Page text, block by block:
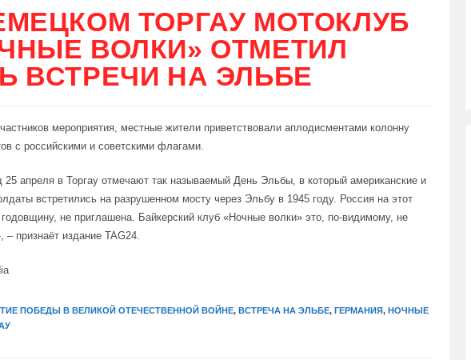
ТОРГАУ МОТОКЛУБ
ВОЛКИ» ОТМЕТИЛ
ВСТРЕЧИ НА ЭЛЬБЕ
мероприятия, местные жители приветствовали аплодисментами колонну
с российскими и советскими флагами.
25 апреля в Торгау отмечают так называемый День Эльбы, в который американские и
встретились на разрушенном мосту через Эльбу в 1945 году. Россия на этот
не приглашена. Байкерский клуб «Ночные волки» это, по-видимому, не
– признаёт издание TAG24.
ПОБЕДЫ В ВЕЛИКОЙ ОТЕЧЕСТВЕННОЙ ВОЙНЕ, ВСТРЕЧА НА ЭЛЬБЕ, ГЕРМАНИЯ, НОЧНЫЕ